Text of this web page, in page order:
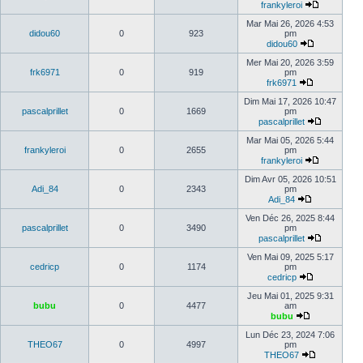
frankyleroi
didou60 0 923
Mar Mai 26, 2026 4:53
pm
didou60
frk6971 0 919
Mer Mai 20, 2026 3:59
pm
frk6971
pascalprillet 0 1669
Dim Mai 17, 2026 10:47
pm
pascalprillet
frankyleroi 0 2655
Mar Mai 05, 2026 5:44
pm
frankyleroi
Adi_84 0 2343
Dim Avr 05, 2026 10:51
pm
Adi_84
pascalprillet 0 3490
Ven Déc 26, 2025 8:44
pm
pascalprillet
cedricp 0 1174
Ven Mai 09, 2025 5:17
pm
cedricp
bubu 0 4477
Jeu Mai 01, 2025 9:31
am
bubu
THEO67 0 4997
Lun Déc 23, 2024 7:06
pm
THEO67